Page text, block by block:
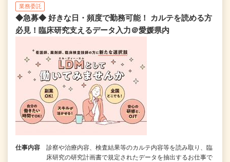
業務委託
◆急募◆ 好きな日・頻度で勤務可能！ カルテを読める方
必見！臨床研究支えるデータ入力＠愛媛県内
仕事内容
診察や治療内容、検査結果等のカルテ内容等を読み取り、臨
床研究の研究計画書で規定されたデータを抽出するお仕事で